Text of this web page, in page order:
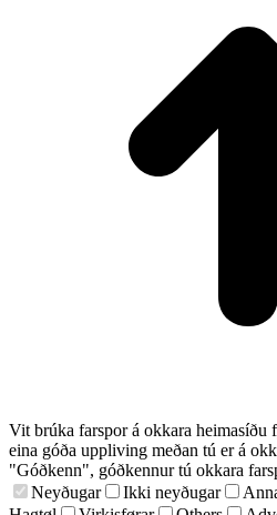
Vit brúka farspor á okkara heimasíðu
eina góða uppliving meðan tú er á
"Góðkenn", góðkennur tú okkara
Neyðugar
Ikki neyðugar